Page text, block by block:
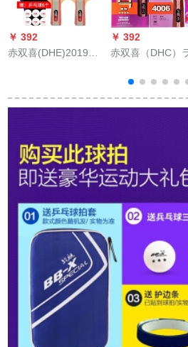
￥ 392
赤双喜(DHE)2019新
￥ 392
赤双喜（DHC）
の完成品は直撃
す。初心者の暴
4006の両面にゴ
付いています。